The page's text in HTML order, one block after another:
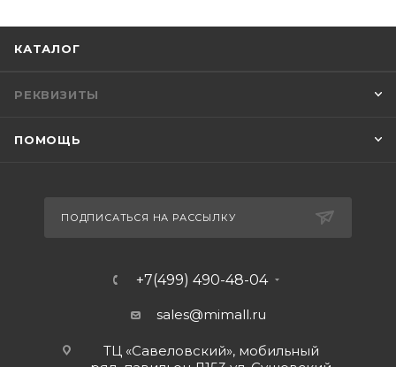
КАТАЛОГ
РЕКВИЗИТЫ
ПОМОЩЬ
ПОДПИСАТЬСЯ НА РАССЫЛКУ
+7(499) 490-48-04
sales@mimall.ru
ТЦ «Савеловский», мобильный